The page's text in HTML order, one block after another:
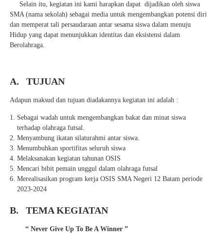
Selain itu, kegiatan ini kami harapkan dapat dijadikan oleh siswa
SMA (nama sekolah) sebagai media untuk mengembangkan potensi diri
dan memperat tali persaudaraan antar sesama siswa dalam menuju
Hidup yang dapat menunjukkan identitas dan eksistensi dalam
Berolahraga.
A. TUJUAN
Adapun maksud dan tujuan diadakannya kegiatan ini adalah :
Sebagai wadah untuk mengembangkan bakat dan minat siswa
terhadap olahraga futsal.
Menyambung ikatan silaturahmi antar siswa.
Menumbuhkan sportifitas seluruh siswa
Melaksanakan kegiatan tahunan OSIS
Mencari bibit pemain unggul dalam olahraga futsal
Merealisasikan program kerja OSIS SMA Negeri 12 Batam periode
2023-2024
B. TEMA KEGIATAN
“ Never Give Up To Be A Winner ”